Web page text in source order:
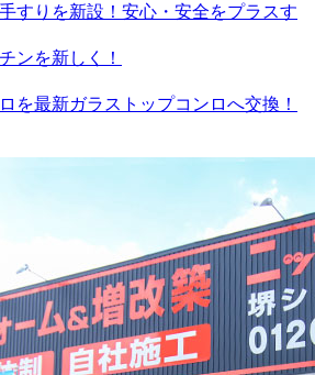
すりを新設！安心・安全をプラスす
ンを新しく！
を最新ガラストップコンロへ交換！